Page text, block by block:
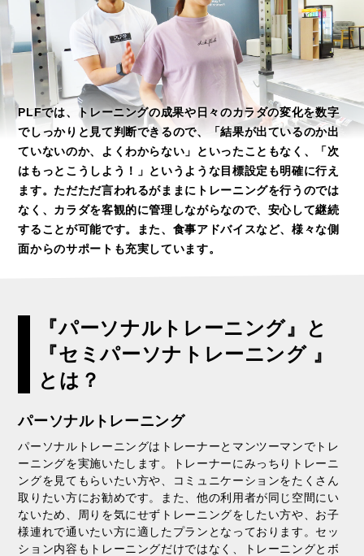
PLFでは、トレーニングの成果や日々のカラダの変化を数字
でしっかりと見て判断できるので、「結果が出ているのか出
ていないのか、よくわからない」といったこともなく、「次
はもっとこうしよう！」というような目標設定も明確に行え
ます。ただただ言われるがままにトレーニングを行うのでは
なく、カラダを客観的に管理しながらなので、安心して継続
することが可能です。また、食事アドバイスなど、様々な側
面からのサポートも充実しています。
『パーソナルトレーニング』と
『セミパーソナトレーニング 』
とは？
パーソナルトレーニング
パーソナルトレーニングはトレーナーとマンツーマンでトレ
ーニングを実施いたします。トレーナーにみっちりトレーニ
ングを見てもらいたい方や、コミュニケーションをたくさん
取りたい方にお勧めです。また、他の利用者が同じ空間にい
ないため、周りを気にせずトレーニングをしたい方や、お子
様連れで通いたい方に適したプランとなっております。セッ
ション内容もトレーニングだけではなく、トレーニングとボ